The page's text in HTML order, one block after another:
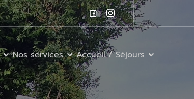
Nos services Accueil / Séjours